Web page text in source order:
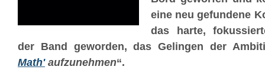
eine neu gefundene
das harte,
der Band geworden, das Gelingen der
Math'aufzunehmen“.